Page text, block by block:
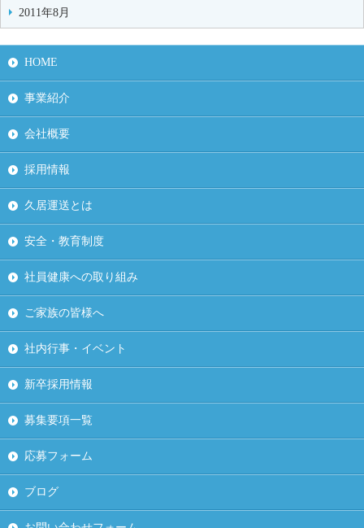
2011年8月
HOME
事業紹介
会社概要
採用情報
久居運送とは
安全・教育制度
社員健康への取り組み
ご家族の皆様へ
社内行事・イベント
新卒採用情報
募集要項一覧
応募フォーム
ブログ